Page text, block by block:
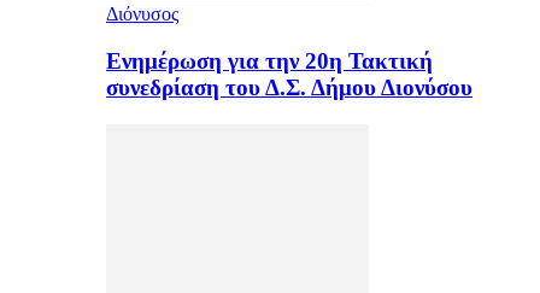
Διόνυσος
Ενημέρωση για την 20η Τακτική
συνεδρίαση του Δ.Σ. Δήμου Διονύσου